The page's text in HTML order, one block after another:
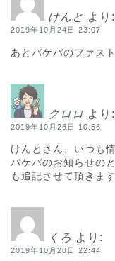
けんと より:
2019年10月24日 23:07
あとバケパのファス
クロロ より:
2019年10月26日 10:56
けんとさん、いつも
バケパのお知らせの
も追記させて頂きます
くろ より:
2019年10月28日 22:44